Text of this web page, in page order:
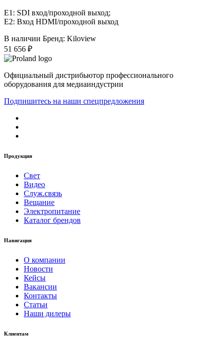
E1: SDI вход/проходной выход;
E2: Вход HDMI/проходной выход
В наличии Бренд: Kiloview
51 656 ₽
Официальный дистрибьютор профессионального
оборудования для медиаиндустрии
Подпишитесь на наши спецпредложения
Продукция
Свет
Видео
Служ.связь
Вещание
Электропитание
Каталог брендов
Навигация
О компании
Новости
Кейсы
Вакансии
Контакты
Статьи
Наши дилеры
Клиентам